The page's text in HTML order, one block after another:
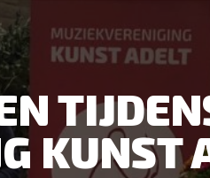
KUNST